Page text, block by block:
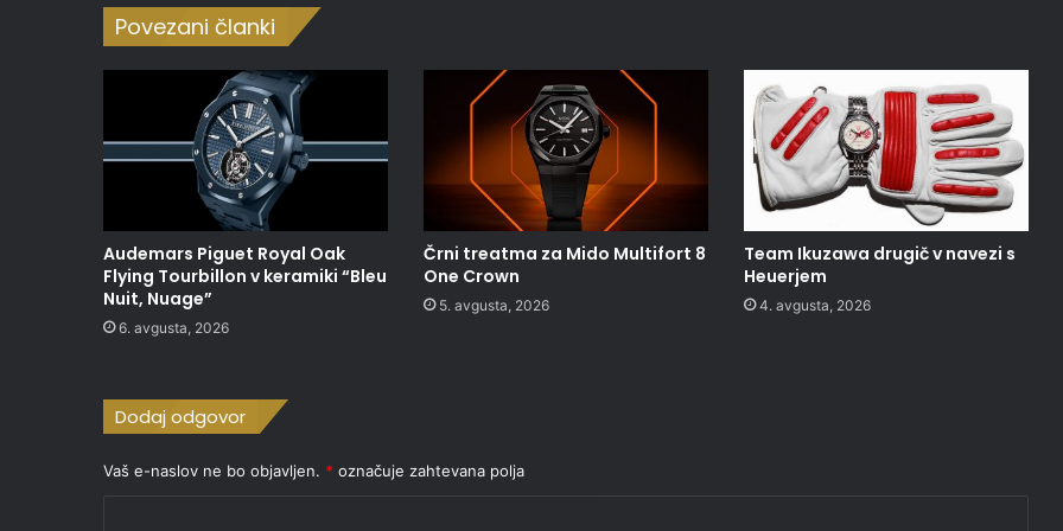
Povezani članki
Audemars Piguet Royal Oak
Flying Tourbillon v keramiki “Bleu
Nuit, Nuage”
6. avgusta, 2026
Črni treatma za Mido Multifort 8
One Crown
5. avgusta, 2026
Team Ikuzawa drugič v navezi s
Heuerjem
4. avgusta, 2026
Dodaj odgovor
Vaš e-naslov ne bo objavljen. * označuje zahtevana polja